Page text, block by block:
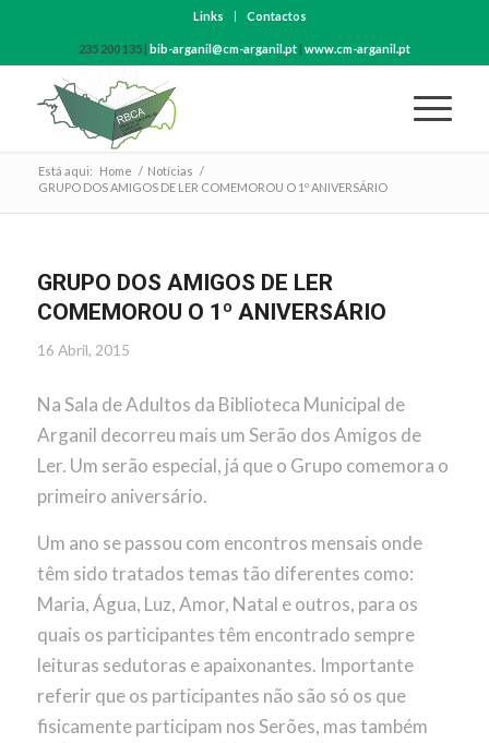
Links Contactos
235 200 135 | bib-arganil@cm-arganil.pt| www.cm-arganil.pt
Está aqui: Home / Notícias /
GRUPO DOS AMIGOS DE LER COMEMOROU O 1º ANIVERSÁRIO
GRUPO DOS AMIGOS DE LER
COMEMOROU O 1º ANIVERSÁRIO
16 Abril, 2015
Na Sala de Adultos da Biblioteca Municipal de
Arganil decorreu mais um Serão dos Amigos de
Ler. Um serão especial, já que o Grupo comemora o
primeiro aniversário.
Um ano se passou com encontros mensais onde
têm sido tratados temas tão diferentes como:
Maria, Água, Luz, Amor, Natal e outros, para os
quais os participantes têm encontrado sempre
leituras sedutoras e apaixonantes. Importante
referir que os participantes não são só os que
fisicamente participam nos Serões, mas também